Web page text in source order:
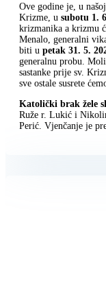
Ove godine je, u
Krizme, u subotu 1.
krizmanika a krizmu
Menalo, generalni
biti u petak 31. 5.
generalnu probu.
sastanke prije sv.
sve ostale susrete
Katolički brak žele
Ruže r. Lukić i
Perić. Vjenčanje je